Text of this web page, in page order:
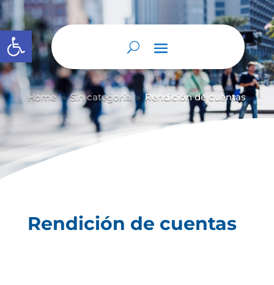
Abrir barra de herramientas
Home 9 Sin categoría 9 Rendición de cuentas
Rendición de cuentas